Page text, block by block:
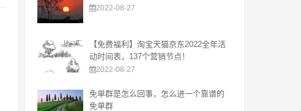
2022-08-27
【免费福利】淘宝天猫京东2022全年活
动时间表，137个营销节点！
2022-08-27
免单群是怎么回事，怎么进一个靠谱的
免单群